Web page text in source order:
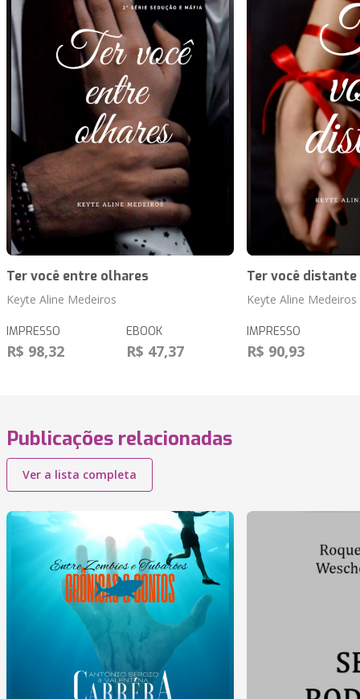
Ter você entre olhares
Keyte Aline Medeiros
IMPRESSO
R$ 98,32
EBOOK
R$ 47,37
Ter você distante
Keyte Aline Medeiros
IMPRESSO
R$ 90,93
Publicações relacionadas
Ver a lista completa